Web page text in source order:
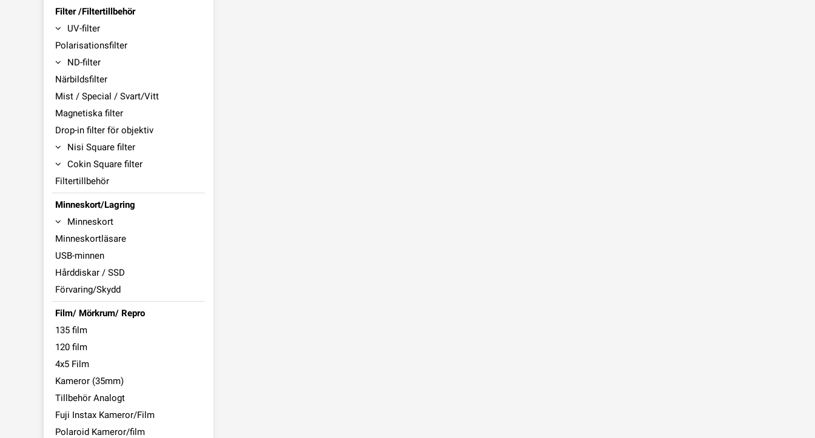
Filter /Filtertillbehör
UV-filter
Polarisationsfilter
ND-filter
Närbildsfilter
Mist / Special / Svart/Vitt
Magnetiska filter
Drop-in filter för objektiv
Nisi Square filter
Cokin Square filter
Filtertillbehör
Minneskort/Lagring
Minneskort
Minneskortläsare
USB-minnen
Hårddiskar / SSD
Förvaring/Skydd
Film/ Mörkrum/ Repro
135 film
120 film
4x5 Film
Kameror (35mm)
Tillbehör Analogt
Fuji Instax Kameror/Film
Polaroid Kameror/film